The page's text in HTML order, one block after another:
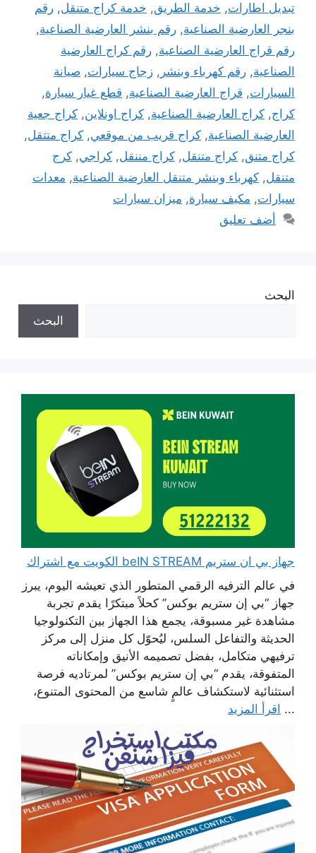
تبديل اطارات, خدمة الطريق, خدمة كراج متنقل, رقم
بنجر العارضية الصناعية, رقم بنشر العارضية الصناعية,
رقم قراج العارضية الصناعية, رقم كراج العارضية
الصناعية, رقم كهرباء وبنشر , زجاج سيارات, صيانة
السيارات, قراج العارضية الصناعية, قطع غيار سيارة,
كراج, كراج العارضية الصناعية, كراج اونلاين, كراج جعية
العارضية الصناعية, كراج قريب من موقعي, كراج متتقل,
كراج متنق, كراج متنقل, كراج مننقل, كراجي, كرج
متنقل, كهرباء وبنشر متنقل العارضية الصناعية, معدات
سيارات, مكيف سيارة, ميزان سيارات
أضف تعليق
البحث
البحث
جهاز بي ان ستريم beIN STREAM الكويت مع اشتراك
في عالم الترفيه الرقمي المتطور الذي تعيشه اليوم، يبرز
جهاز “بي إن ستريم بوكس” كحلاً مبتكرًا يقدم تجربة
مشاهدة غير مسبوقة، يجمع هذا الجهاز بين التكنولوجيا
الحديثة والتفاعل السلس، ليُحوّل كل منزل إلى مركز
ترفيهي متكامل، بفضل تصميمه الأنيق وإمكاناته
المتفوقة، يقدم “بي إن ستريم بوكس” لمرتاديه فرصة
استثنائية لاستكشاف عالمٍ شاسع من المحتوى المتنوع،
... اقرأ المزيد